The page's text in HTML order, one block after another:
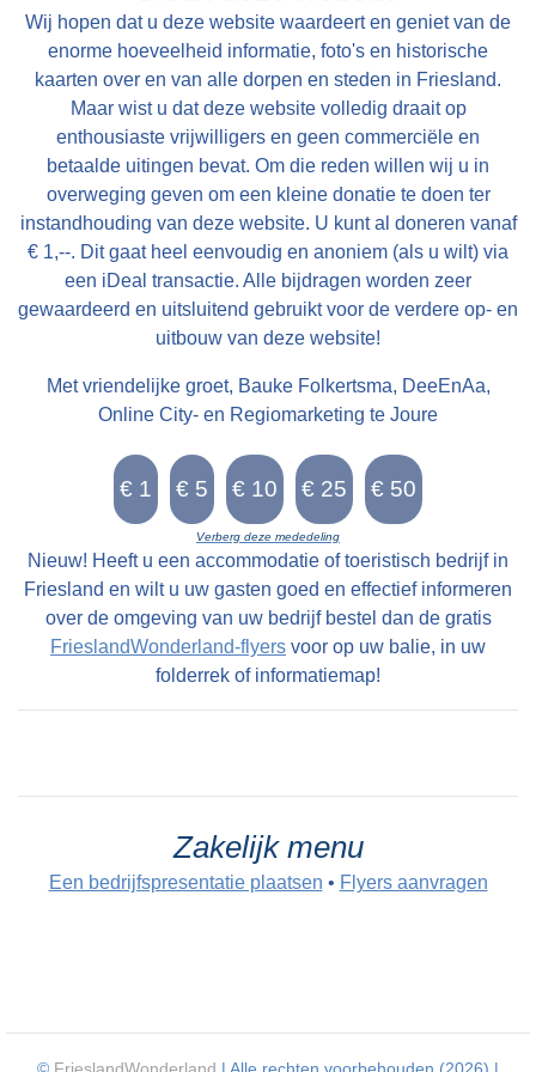
Pondematen belast met 19 Floreen by JELLE
PYTTERS bewoond Petry en May 1793 vry van
Huur, te huur doende boven de lasten a 222
Car. Guldens waarop per Pondem. geboden is
111 g.gls. Jelle Pytters (Pieters) is de zoon van
Pytter Jelles en Ytie Jorrits. Pytter en Ytie zijn in
1757 getrouwd in Oosthem en boeren daarna in
Westhem / Wolsum. Zoon Jelle wordt geboren in
1759. In 1768 is Pytter Jelles boer onder
Folsgare op de boerderij achter Easthimmerwei
25. Jelle trouwt in 1783 met Meike Beints uit
Jirnsum. Ze volgen dan Jelle zijn vader op.
Verder is er weinig over de familie bekend. Na
Jelle Pytters komt Yme Keimpes op de
boerderij. Daarna komt deze in de verkoop.
LC 10-12-1800: Eene uitmuntende Vrugtdoende
en zeer geryflyke ZATHE en LANDEN met
deszelfs HUIZINGE en HOVINGE cum annexis,
staande en geleegen onder den Dorpe Folsgara
, in het geheel groot na naam 69 Pondematen
alle kostelyke Greidlanden belast met 17 1/2
Stuivers Schattinge wordende by Yme Keimpes
Wij hopen dat u deze website waardeert en geniet van de
enorme hoeveelheid informatie, foto's en historische
kaarten over en van alle dorpen en steden in Friesland.
Maar wist u dat deze website volledig draait op
enthousiaste vrijwilligers en geen commerciële en
betaalde uitingen bevat. Om die reden willen wij u in
overweging geven om een kleine donatie te doen ter
instandhouding van deze website. U kunt al doneren vanaf
€ 1,--. Dit gaat heel eenvoudig en anoniem (als u wilt) via
een iDeal transactie. Alle bijdragen worden zeer
gewaardeerd en uitsluitend gebruikt voor de verdere op- en
uitbouw van deze website!
Met vriendelijke groet, Bauke Folkertsma, DeeEnAa,
Online City- en Regiomarketing te Joure
Verberg deze mededeling
Nieuw! Heeft u een accommodatie of toeristisch bedrijf in
Friesland en wilt u uw gasten goed en effectief informeren
over de omgeving van uw bedrijf bestel dan de gratis
FrieslandWonderland-flyers voor op uw balie, in uw
folderrek of informatiemap!
Zakelijk menu
Een bedrijfspresentatie plaatsen • Flyers aanvragen